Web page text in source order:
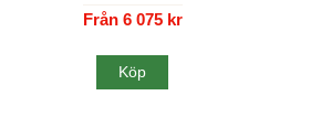
Från 6 075 kr
Köp